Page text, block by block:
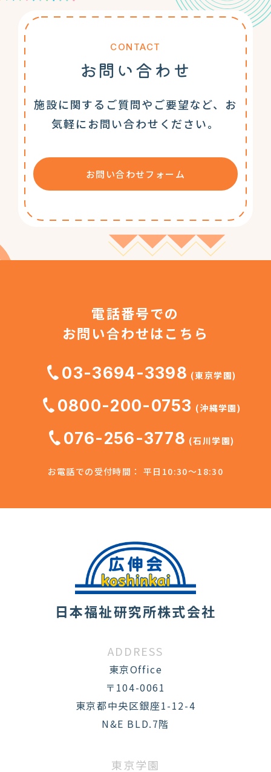
CONTACT
お問い合わせ
施設に関するご質問やご要望など、お
気軽にお問い合わせください。
お問い合わせフォーム
電話番号での
お問い合わせはこちら
03-3694-3398 (東京学園)
0800-200-0753 (沖縄学園)
076-256-3778 (石川学園)
お電話での受付時間： 平日10:30～18:30
日本福祉研究所株式会社
ADDRESS
東京Office
〒104-0061
東京都中央区銀座1-12-4
N&E BLD.7階
東京学園